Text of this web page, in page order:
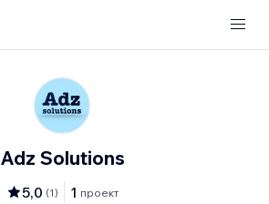
Adz Solutions
5,0 (1) 1 проект